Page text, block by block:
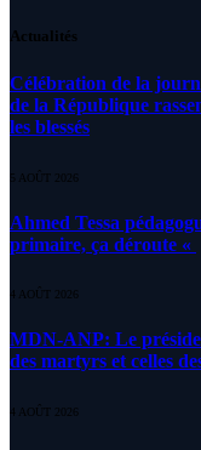
Actualités
Célébration de la
de la République
les blessés
5 AOÛT 2026
Ahmed Tessa
primaire, ça déroute «
4 AOÛT 2026
MDN-ANP: Le
des martyrs et celles
4 AOÛT 2026